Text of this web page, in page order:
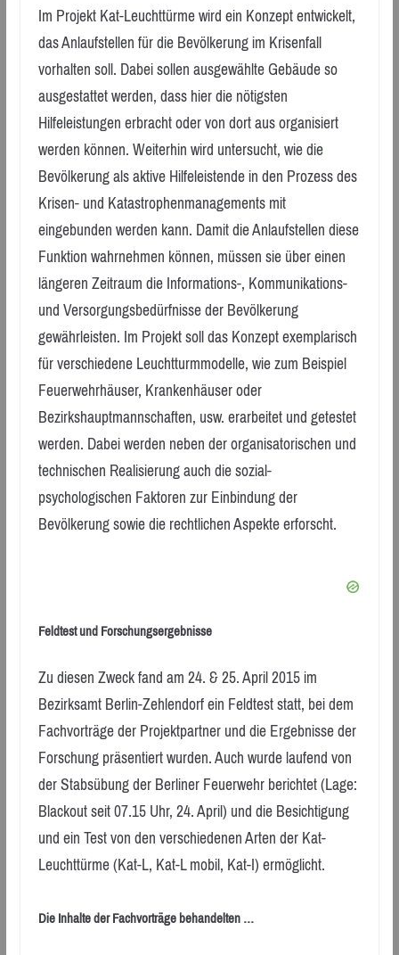
Im Projekt Kat-Leuchttürme wird ein Konzept entwickelt,
das Anlaufstellen für die Bevölkerung im Krisenfall
vorhalten soll. Dabei sollen ausgewählte Gebäude so
ausgestattet werden, dass hier die nötigsten
Hilfeleistungen erbracht oder von dort aus organisiert
werden können. Weiterhin wird untersucht, wie die
Bevölkerung als aktive Hilfeleistende in den Prozess des
Krisen- und Katastrophenmanagements mit
eingebunden werden kann. Damit die Anlaufstellen diese
Funktion wahrnehmen können, müssen sie über einen
längeren Zeitraum die Informations-, Kommunikations-
und Versorgungsbedürfnisse der Bevölkerung
gewährleisten. Im Projekt soll das Konzept exemplarisch
für verschiedene Leuchtturmmodelle, wie zum Beispiel
Feuerwehrhäuser, Krankenhäuser oder
Bezirkshauptmannschaften, usw. erarbeitet und getestet
werden. Dabei werden neben der organisatorischen und
technischen Realisierung auch die sozial-
psychologischen Faktoren zur Einbindung der
Bevölkerung sowie die rechtlichen Aspekte erforscht.
Feldtest und Forschungsergebnisse
Zu diesen Zweck fand am 24. & 25. April 2015 im
Bezirksamt Berlin-Zehlendorf ein Feldtest statt, bei dem
Fachvorträge der Projektpartner und die Ergebnisse der
Forschung präsentiert wurden. Auch wurde laufend von
der Stabsübung der Berliner Feuerwehr berichtet (Lage:
Blackout seit 07.15 Uhr, 24. April) und die Besichtigung
und ein Test von den verschiedenen Arten der Kat-
Leuchttürme (Kat-L, Kat-L mobil, Kat-I) ermöglicht.
Die Inhalte der Fachvorträge behandelten …